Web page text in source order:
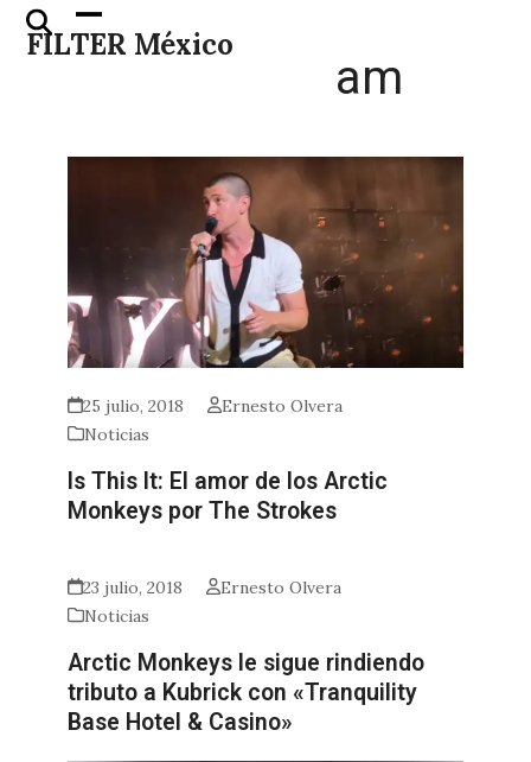
Skip
FILTER México
Open
mobile
Close
mobile
am
25 julio, 2018
Ernesto Olvera
Noticias
Is This It: El amor de los Arctic
Monkeys por The Strokes
23 julio, 2018
Ernesto Olvera
Noticias
Arctic Monkeys le sigue rindiendo
tributo a Kubrick con «Tranquility
Base Hotel & Casino»